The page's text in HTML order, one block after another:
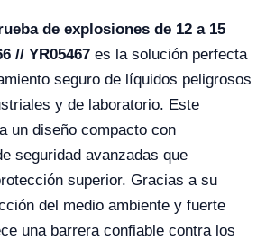
de explosiones de 12 a 15
// YR05467 es la solución perfecta
seguro de líquidos peligrosos
y de laboratorio. Este
un diseño compacto con
seguridad avanzadas que
superior. Gracias a su
del medio ambiente y fuerte
una barrera confiable contra los